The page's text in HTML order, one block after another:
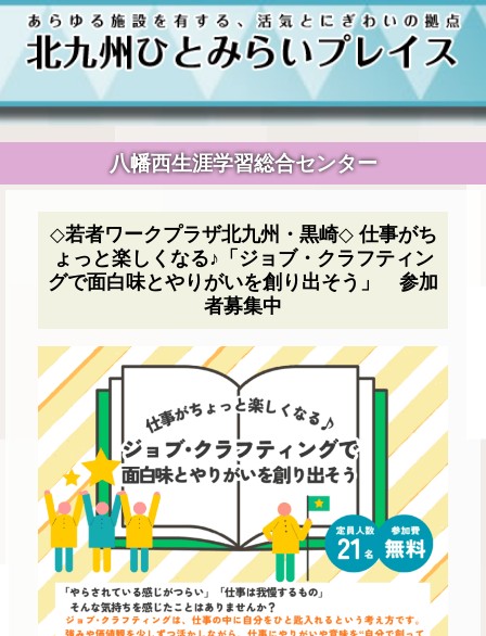
八幡西生涯学習総合センター
◇若者ワークプラザ北九州・黒崎◇ 仕事がち
ょっと楽しくなる♪「ジョブ・クラフティン
グで面白味とやりがいを創り出そう」 参加
者募集中